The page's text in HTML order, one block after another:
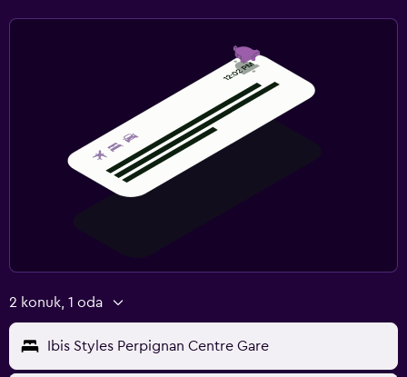
2 konuk, 1 oda
Ibis Styles Perpignan Centre Gare